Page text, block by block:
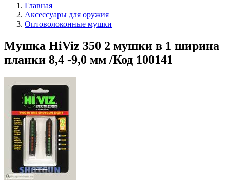
Главная
Аксессуары для оружия
Оптоволоконные мушки
Мушка HiViz 350 2 мушки в 1 ширина
планки 8,4 -9,0 мм /Код 100141